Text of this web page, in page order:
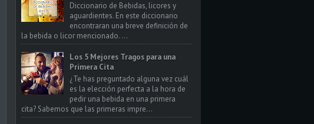
Diccionario de Bebidas, licores y
aguardientes. En este diccionario
encontraran una breve definición de
la bebida o licor mencionado. ...
Los 5 Mejores Tragos para una
Primera Cita
¿Te has preguntado alguna vez cuál
es la elección perfecta a la hora de
pedir una bebida en una primera
cita? Sabemos que las primeras impre...